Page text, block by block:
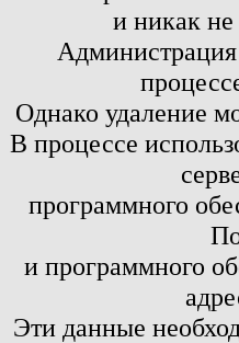
и никак
Администрация
Однако удаление
В процессе
программного
и программного
Эти данные